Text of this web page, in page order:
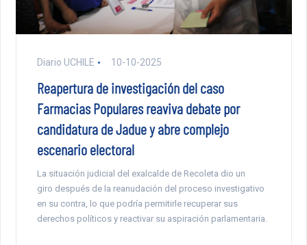
Diario UCHILE 10-10-2025
Reapertura de investigación del caso
Farmacias Populares reaviva debate por
candidatura de Jadue y abre complejo
escenario electoral
La situación judicial del exalcalde de Recoleta dio un
giro después de la reanudación del proceso investigativo
en su contra, lo que podría permitirle recuperar sus
derechos políticos y reactivar su aspiración parlamentaria.